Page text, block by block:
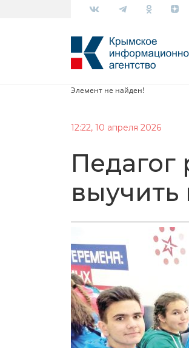
Элемент не найден!
12:22, 10 апреля 2026
Педагог